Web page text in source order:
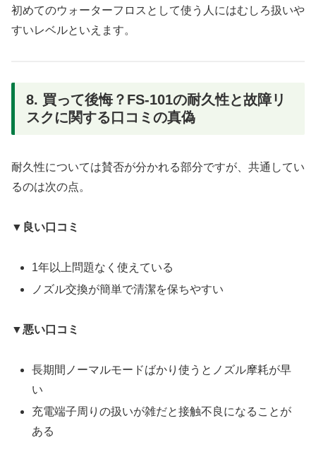
初めてのウォーターフロスとして使う人にはむしろ扱いや
すいレベルといえます。
8. 買って後悔？FS-101の耐久性と故障リ
スクに関する口コミの真偽
耐久性については賛否が分かれる部分ですが、共通してい
るのは次の点。
▼良い口コミ
1年以上問題なく使えている
ノズル交換が簡単で清潔を保ちやすい
▼悪い口コミ
長期間ノーマルモードばかり使うとノズル摩耗が早
い
充電端子周りの扱いが雑だと接触不良になることが
ある